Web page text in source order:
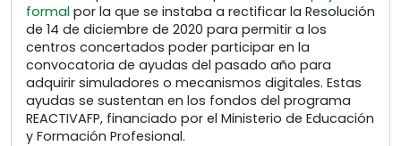
formal por la que se instaba a rectificar la Resolución
de 14 de diciembre de 2020 para permitir a los
centros concertados poder participar en la
convocatoria de ayudas del pasado año para
adquirir simuladores o mecanismos digitales. Estas
ayudas se sustentan en los fondos del programa
REACTIVAFP, financiado por el Ministerio de Educación
y Formación Profesional.